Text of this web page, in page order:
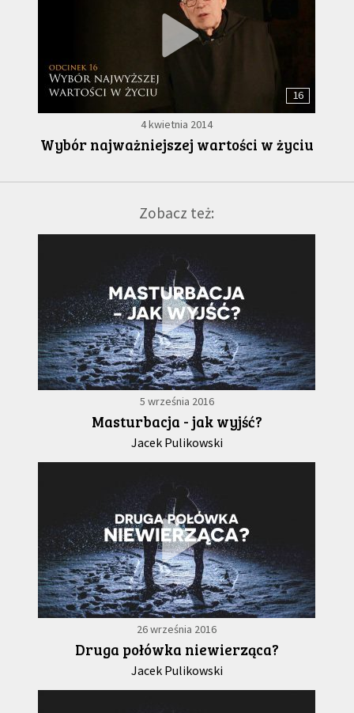
16
4 kwietnia 2014
Wybór najważniejszej wartości w życiu
Zobacz też:
5 września 2016
Masturbacja - jak wyjść?
Jacek Pulikowski
26 września 2016
Druga połówka niewierząca?
Jacek Pulikowski